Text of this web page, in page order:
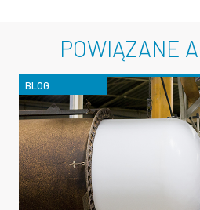
POWIĄZANE
BLOG